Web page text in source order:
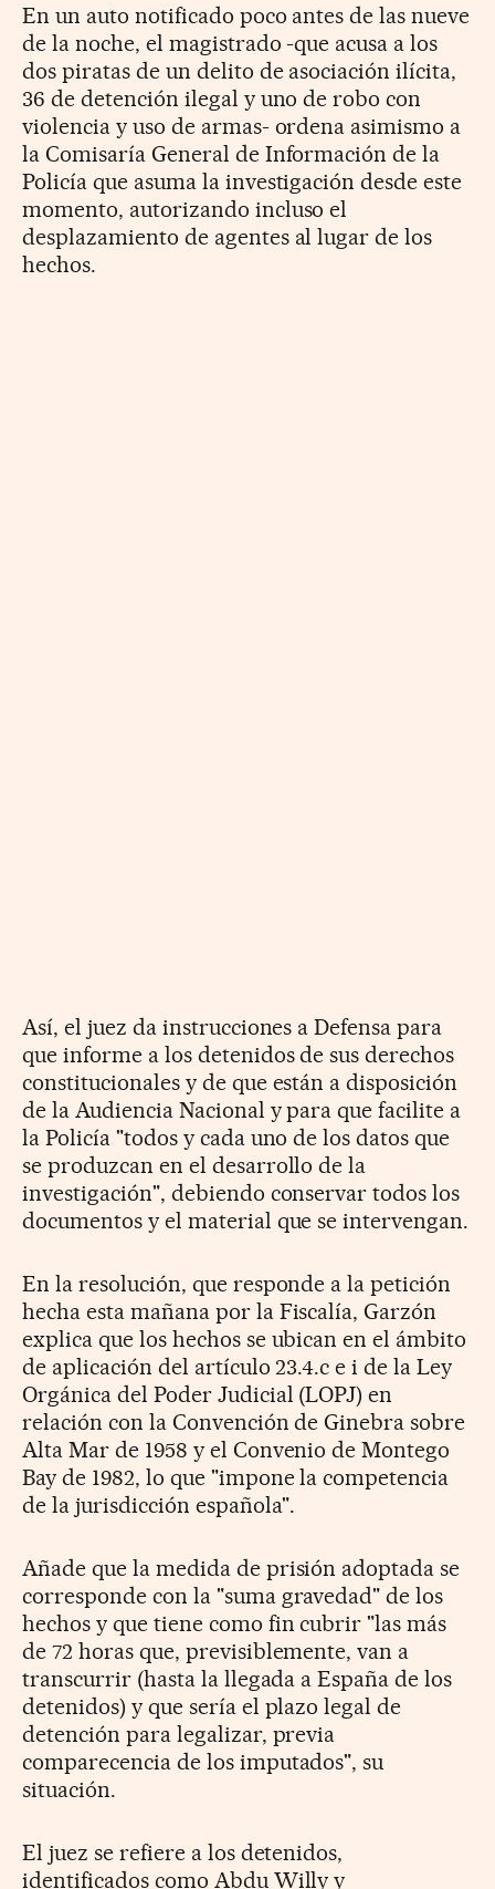
En un auto notificado poco antes de las nueve
de la noche, el magistrado -que acusa a los
dos piratas de un delito de asociación ilícita,
36 de detención ilegal y uno de robo con
violencia y uso de armas- ordena asimismo a
la Comisaría General de Información de la
Policía que asuma la investigación desde este
momento, autorizando incluso el
desplazamiento de agentes al lugar de los
hechos.
Así, el juez da instrucciones a Defensa para
que informe a los detenidos de sus derechos
constitucionales y de que están a disposición
de la Audiencia Nacional y para que facilite a
la Policía "todos y cada uno de los datos que
se produzcan en el desarrollo de la
investigación", debiendo conservar todos los
documentos y el material que se intervengan.
En la resolución, que responde a la petición
hecha esta mañana por la Fiscalía, Garzón
explica que los hechos se ubican en el ámbito
de aplicación del artículo 23.4.c e i de la Ley
Orgánica del Poder Judicial (LOPJ) en
relación con la Convención de Ginebra sobre
Alta Mar de 1958 y el Convenio de Montego
Bay de 1982, lo que "impone la competencia
de la jurisdicción española".
Añade que la medida de prisión adoptada se
corresponde con la "suma gravedad" de los
hechos y que tiene como fin cubrir "las más
de 72 horas que, previsiblemente, van a
transcurrir (hasta la llegada a España de los
detenidos) y que sería el plazo legal de
detención para legalizar, previa
comparecencia de los imputados", su
situación.
El juez se refiere a los detenidos,
identificados como Abdu Willy y